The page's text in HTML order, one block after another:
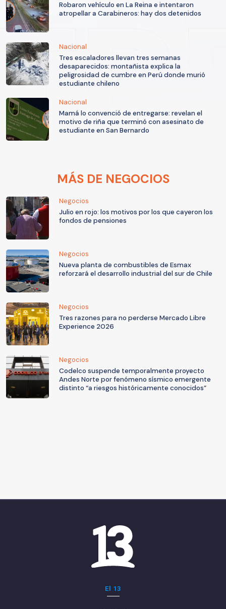
Robaron vehículo en La Reina e intentaron
atropellar a Carabineros: hay dos detenidos
Nacional
Tres escaladores llevan tres semanas
desaparecidos: montañista explica la
peligrosidad de cumbre en Perú donde murió
estudiante chileno
Nacional
Mamá lo convenció de entregarse: revelan el
motivo de riña que terminó con asesinato de
estudiante en San Bernardo
MÁS DE NEGOCIOS
Negocios
Julio en rojo: los motivos por los que cayeron los
fondos de pensiones
Negocios
Nueva planta de combustibles de Esmax
reforzará el desarrollo industrial del sur de Chile
Negocios
Tres razones para no perderse Mercado Libre
Experience 2026
Negocios
Codelco suspende temporalmente proyecto
Andes Norte por fenómeno sísmico emergente
distinto “a riesgos históricamente conocidos”
El 13